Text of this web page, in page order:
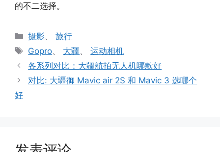
的不二选择。
分
类
摄影、旅行
标
签
Gopro、 大疆、运动相机
各系列对比：大疆航拍无人机哪款好
对比: 大疆御 Mavic air 2S 和 Mavic 3 选哪个
好